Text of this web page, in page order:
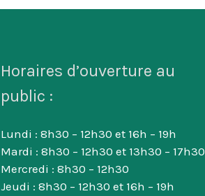
Horaires d’ouverture au
public :
Lundi : 8h30 – 12h30 et 16h – 19h
Mardi : 8h30 – 12h30 et 13h30 – 17h30
Mercredi : 8h30 – 12h30
Jeudi : 8h30 – 12h30 et 16h – 19h